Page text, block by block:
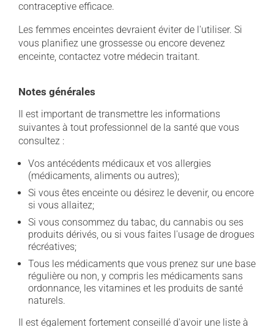
contraceptive efficace.
Les femmes enceintes devraient éviter de l'utiliser. Si
vous planifiez une grossesse ou encore devenez
enceinte, contactez votre médecin traitant.
Notes générales
Il est important de transmettre les informations
suivantes à tout professionnel de la santé que vous
consultez :
Vos antécédents médicaux et vos allergies
(médicaments, aliments ou autres);
Si vous êtes enceinte ou désirez le devenir, ou encore
si vous allaitez;
Si vous consommez du tabac, du cannabis ou ses
produits dérivés, ou si vous faites l'usage de drogues
récréatives;
Tous les médicaments que vous prenez sur une base
régulière ou non, y compris les médicaments sans
ordonnance, les vitamines et les produits de santé
naturels.
Il est également fortement conseillé d'avoir une liste à